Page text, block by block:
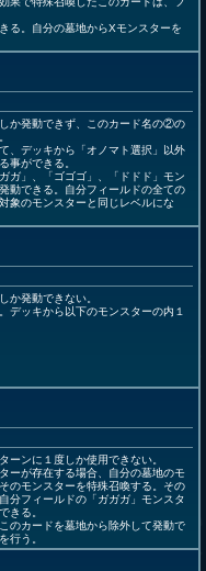
る。自分の墓地からXモンスターを
か発動できず、このカード名の②の
、デッキから「オノマト選択」以外
事ができる。
ガ」、「ゴゴゴ」、「ドドド」モン
動できる。自分フィールドの全ての
象のモンスターと同じレベルにな
か発動できない。
ッキから以下のモンスターの内１
ンに１度しか使用できない。
ーが存在する場合、自分の墓地のモ
のモンスターを特殊召喚する。その
分フィールドの「ガガガ」モンスタ
きる。
のカードを墓地から除外して発動で
行う。